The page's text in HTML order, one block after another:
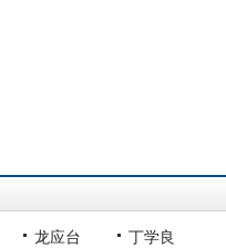
龙应台
丁学良